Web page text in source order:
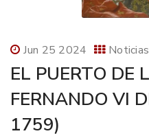
Jun 25 2024 Noticias
EL PUERTO DE
FERNANDO VI
1759)